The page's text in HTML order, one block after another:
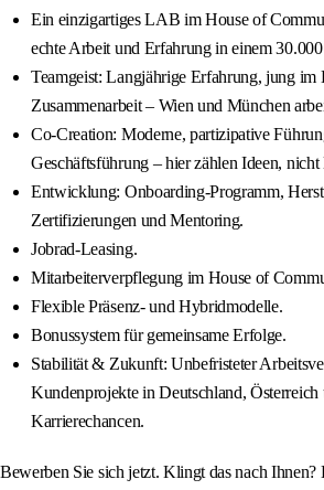
Ein einzigartiges LAB im House of
echte Arbeit und Erfahrung in einem
Teamgeist: Langjährige Erfahrung, jung im
Zusammenarbeit – Wien und München
Co-Creation: Moderne, partizipative
Geschäftsführung – hier zählen Ideen, nicht
Entwicklung: Onboarding-Programm,
Zertifizierungen und Mentoring.
Jobrad-Leasing.
Mitarbeiterverpflegung im House of
Flexible Präsenz- und Hybridmodelle.
Bonussystem für gemeinsame Erfolge.
Stabilität & Zukunft: Unbefristeter
Kundenprojekte in Deutschland, Österreich
Karrierechancen.
Bewerben Sie sich jetzt. Klingt das nach Ihnen?